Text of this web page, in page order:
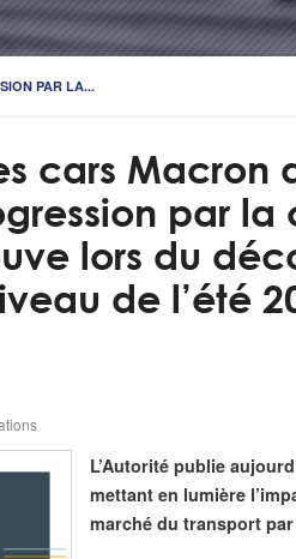
PAR LA...
cars Macron
par la
lors du
de l’été
L’Autorité publie
mettant en lumière
marché du transport